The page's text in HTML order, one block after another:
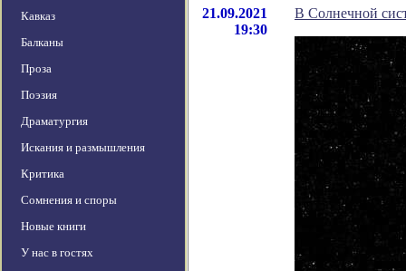
Кавказ
Балканы
Проза
Поэзия
Драматургия
Искания и размышления
Критика
Сомнения и споры
Новые книги
У нас в гостях
21.09.2021
19:30
В Солнечной